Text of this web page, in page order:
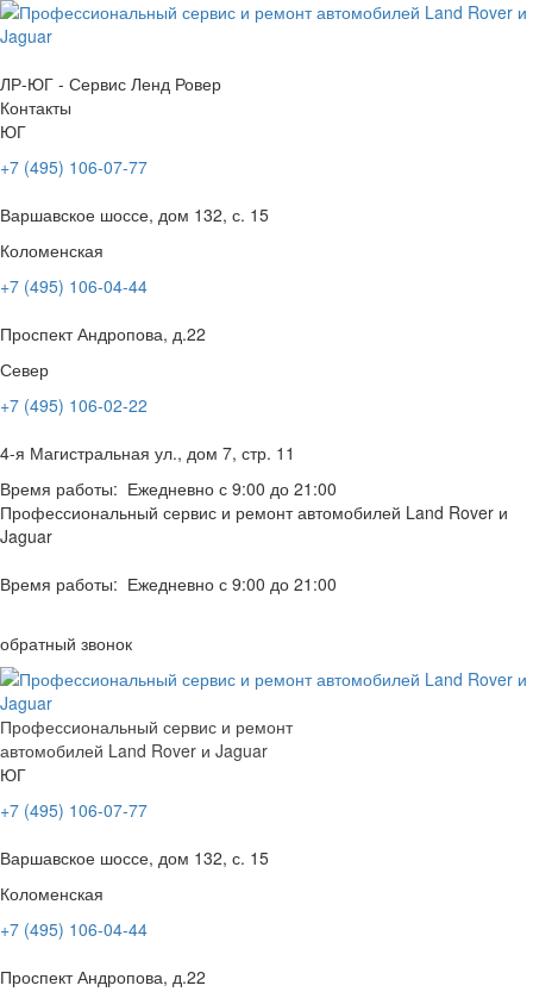
ЛР-ЮГ - Сервис Ленд Ровер
Контакты
ЮГ
+7 (495) 106-07-77
Варшавское шоссе, дом 132, с. 15
Коломенская
+7 (495) 106-04-44
Проспект Андропова, д.22
Север
+7 (495) 106-02-22
4-я Магистральная ул., дом 7, стр. 11
Время работы: Ежедневно с 9:00 до 21:00
Профессиональный сервис и ремонт автомобилей Land Rover и
Jaguar
Время работы: Ежедневно с 9:00 до 21:00
обратный звонок
Профессиональный сервис и ремонт
автомобилей Land Rover и Jaguar
ЮГ
+7 (495) 106-07-77
Варшавское шоссе, дом 132, с. 15
Коломенская
+7 (495) 106-04-44
Проспект Андропова, д.22